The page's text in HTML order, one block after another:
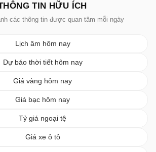
TIN HỮU ÍCH
các thông tin được quan tâm mỗi ngày
Lịch âm hôm nay
Dự báo thời tiết hôm nay
Giá vàng hôm nay
Giá bạc hôm nay
Tỷ giá ngoại tệ
Giá xe ô tô